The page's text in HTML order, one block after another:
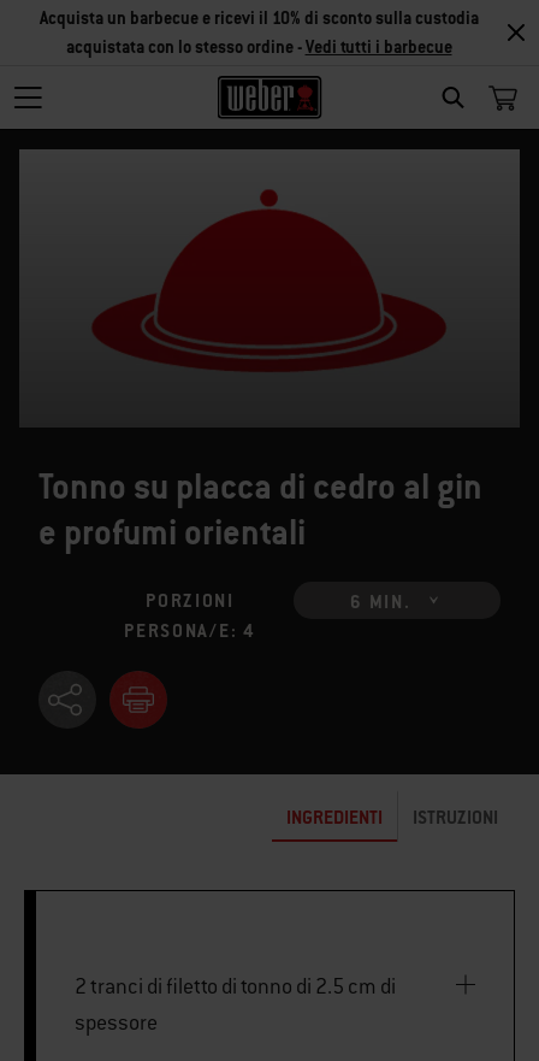
SEARCH
Acquista un barbecue e ricevi il 10% di sconto sulla custodia
acquistata con lo stesso ordine -Vedi tutti i barbecue
Tonno su placca di cedro al gin
e profumi orientali
PORZIONI
PERSONA/E: 4
6 MIN.
INGREDIENTI ISTRUZIONI
2 tranci di filetto di tonno di 2.5 cm di
spessore